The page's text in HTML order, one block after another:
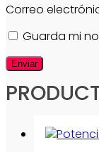
Correo
Guarda mi